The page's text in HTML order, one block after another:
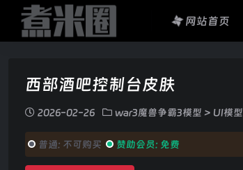
网站首页
西部酒吧控制台皮肤
2026-02-26 war3魔兽争霸3模型 > UI模型
普通: 不可购买 赞助会员: 免费